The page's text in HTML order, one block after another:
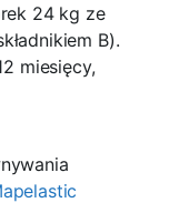
24 kg ze
B).
miesięcy,